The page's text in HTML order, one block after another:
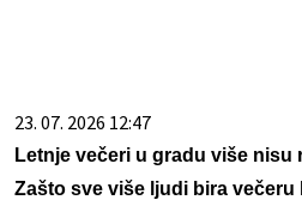
23. 07. 2026 12:47
Letnje večeri u gradu više nisu
Zašto sve više ljudi bira